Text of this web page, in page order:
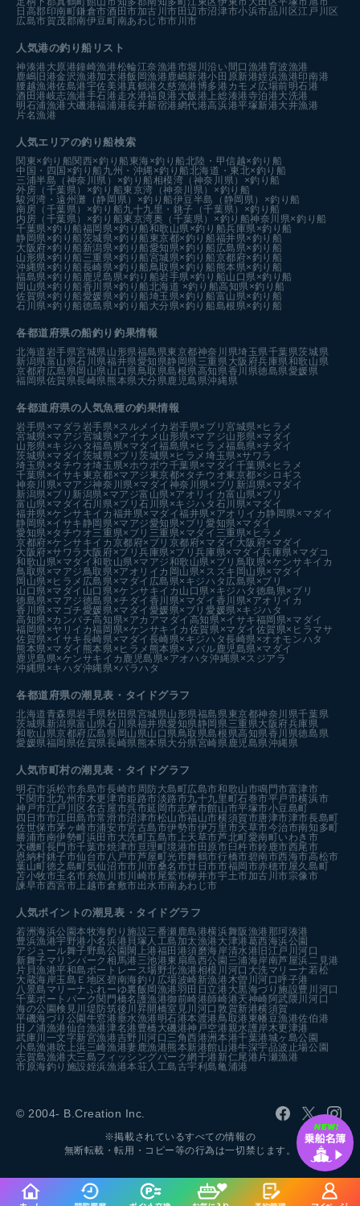
日高郡印南町鎌倉市酒田市加古川市 田辺市沼津市小浜市品川区江戸川区
広島市賀茂郡南伊豆町南あわじ市市川市
人気港の釣り船リスト
神湊港 大原港鐘崎漁港松輪江奈漁港市堀川沿い 間口漁港育波漁港
鹿嶋旧港金沢漁港加太港飯岡漁港鹿嶋新港小田原新港姪浜漁港印南港
腰越漁港佐島港宇佐美港真鶴港 久慈漁港博多港カモメ広場前明石港
酒田港岐志漁港手石港 走水港福良港 大飯港 上総湊港寺泊港大洗港
明石浦漁港 大磯港福浦港長井新宿港網代港高浜港平塚新港大井漁港
片名漁港
人気エリアの釣り船検索
関東×釣り船関西×釣り船 東海×釣り船北陸・甲信越×釣り船
中国・四国×釣り船 九州・沖縄×釣り船北海道・東北×釣り船
三浦半島（神奈川県）×釣り船相模湾（神奈川県）×釣り船
外房（千葉県）×釣り船東京湾（神奈川県）×釣り船
駿河湾・遠州灘（静岡県）×釣り船伊豆半島（静岡県）×釣り船
南房（千葉県）×釣り船九十九里・銚子（千葉県）×釣り船
内房（千葉県）×釣り船東京湾奥（千葉県）×釣り船神奈川県×釣り船
千葉県×釣り船福岡県×釣り船和歌山県×釣り船兵庫県×釣り船
静岡県×釣り船茨城県×釣り船 東京都×釣り船福井県×釣り船
大阪府×釣り船 新潟県×釣り船愛知県×釣り船 広島県×釣り船
山形県×釣り船 三重県×釣り船宮城県×釣り船京都府×釣り船
沖縄県×釣り船長崎県×釣り船鳥取県×釣り船 熊本県×釣り船
福島県×釣り船 鹿児島県×釣り船岩手県×釣り船山口県×釣り船
岡山県×釣り船香川県×釣り船北海道 ×釣り船高知県×釣り船
佐賀県×釣り船愛媛県×釣り船埼玉県×釣り船富山県×釣り船
石川県×釣り船徳島県×釣り船 大分県×釣り船島根県×釣り船
各都道府県の船釣り釣果情報
北海道岩手県宮城県山形県福島県東京都神奈川県埼玉県千葉県茨城県
新潟県富山県石川県福井県愛知県静岡県三重県大阪府兵庫県和歌山県
京都府広島県岡山県山口県鳥取県島根県高知県香川県徳島県愛媛県
福岡県佐賀県長崎県熊本県大分県鹿児島県沖縄県
各都道府県の人気魚種の釣果情報
岩手県×マダラ 岩手県×スルメイカ 岩手県×ブリ宮城県×ヒラメ
宮城県×マアジ宮城県×アイナメ 山形県×マアジ山形県×マダイ
山形県×キジハタ福島県×マダイ福島県×ヒラメ福島県×チダイ
茨城県×マダイ 茨城県×ブリ茨城県×ヒラメ埼玉県×サワラ
埼玉県×タチウオ埼玉県×ホウボウ 千葉県×マダイ 千葉県×ヒラメ
千葉県×イサキ 東京都×マアジ 東京都×タチウオ東京都×シロギス
神奈川県×マアジ神奈川県×マダイ 神奈川県×ブリ 新潟県×マダイ
新潟県×ブリ 新潟県×マアジ富山県×アオリイカ富山県×ブリ
富山県×マダイ 石川県×ブリ石川県×キジハタ 石川県×マダイ
福井県×ケンサキイカ 福井県×マダイ福井県×アオリイカ 静岡県×マダイ
静岡県×イサキ 静岡県×マアジ愛知県×ブリ愛知県×マダイ
愛知県×タチウオ三重県×ブリ 三重県×マダイ 三重県×ヒラメ
京都府×ケンサキイカ 京都府×ブリ 京都府×マダイ 大阪府×マダイ
大阪府×サワラ 大阪府×ブリ兵庫県×ブリ兵庫県×マダイ兵庫県×マダコ
和歌山県×マダイ和歌山県×マアジ和歌山県×ブリ 鳥取県×ケンサキイカ
鳥取県×マアジ鳥取県×アオリイカ 岡山県×スズキ 岡山県×マダイ
岡山県×ヒラメ 広島県×マダイ 広島県×キジハタ 広島県×ブリ
山口県×マダイ 山口県×ケンサキイカ 山口県×キジハタ 徳島県×ブリ
徳島県×マアジ徳島県×チダイ 香川県×マダイ 香川県×アオリイカ
香川県×マゴチ愛媛県×マダイ 愛媛県×ブリ愛媛県×キジハタ
高知県×カンパチ高知県×アカアマダイ 高知県×イサキ福岡県×マダイ
福岡県×ヤリイカ福岡県×ケンサキイカ 佐賀県×マダイ 佐賀県×ヒラマサ
佐賀県×イサキ長崎県×マダイ 長崎県×キジハタ長崎県×オオモンハタ
熊本県×マダイ 熊本県×ヒラメ 熊本県×メバル鹿児島県×マダイ
鹿児島県×ケンサキイカ 鹿児島県×アオハタ沖縄県×スジアラ
沖縄県×キハダ沖縄県×バラハタ
各都道府県の潮見表 ・タイドグラフ
北海道青森県岩手県秋田県宮城県山形県福島県東京都神奈川県千葉県
茨城県新潟県富山県石川県福井県愛知県静岡県三重県大阪府兵庫県
和歌山県京都府広島県 岡山県山口県鳥取県島根県高知県香川県徳島県
愛媛県福岡県佐賀県長崎県熊本県大分県宮崎県鹿児島県沖縄県
人気市町村の潮見表・タイドグラフ
明石市浜松市糸島市長崎市周防大島町広島市和歌山市鳴門市富津市
下関市北九州市木更津市姫路市淡路市九十九里町石巻市平戸市横浜市
神戸市江戸川区 名古屋市呉市延岡市志摩市館山市平塚市小豆島町
四日市市江田島市常滑市沼津市松山市福山市横須賀市唐津市津市長島町
佐世保市茅ヶ崎市浦安市宮古島市伊勢市伊万里市天草市今治市南知多町
勝浦市南伊勢町浜田市大洗町五島市 上天草市芦北町愛南町いわき市
大磯町長門市千葉市焼津市亘理町境港市 田原市 臼杵市鈴鹿市西尾市
恩納村銚子市仙台市八戸市芦屋町光市舞鶴市行橋市碧南市西海市高松市
葉山町徳之島町気仙沼市市川市桑名市廿日市市福岡市赤穂市屋久島町
苫小牧市玉名市糸魚川市川崎市尾鷲市柳井市宇土市加古川市宗像市
諫早市西宮市 上越市倉敷市出水市南あわじ市
人気ポイントの潮見表・タイドグラフ
若洲海浜公園本牧海釣り施設三番瀬 鹿島港横浜舞阪漁港 那珂湊港
豊浜漁港宇野港小名浜港 貝塚人工島 加太漁港 大津港葛西海浜公園
アジュール舞子野島公園 閖上港福田港須磨海岸清水港 旧江戸川河口
新舞子マリンパーク 相馬港 三池港東扇島西公園 三浦海岸南芦屋浜二見港
片貝漁港平和島ボートレース場野北漁港相模川河口 大洗マリーナ若松
大蔵海岸玉島Ｅ地区 碧南海釣り広場波崎新漁港木曽川河口 呼子港
八景島マリーナふれーゆ裏飯岡漁港羽田 日立港 大黒海づり施設豊川河口
千葉ポートパーク 関門橋名護漁港御前崎港師崎港天神崎 阿武隈川河口
海の公園検見川堤防筑後川昇開橋室見川河口敦賀新港横須賀
平磯海づり公園 牛窓港垂水漁港 明石港本渡港鳥取港 東幡豆漁港佐伯港
田ノ浦漁港仙台漁港津名港 豊橋 大磯港神戸空港親水護岸木更津港
武庫川一文字新宮漁港吉野川河口 三角西港洲本港千葉港城ヶ島公園
小島漁港吹上浜三崎漁港妻鹿漁港熊本新港館山港牛深宇品波止場公園
志賀島漁港 大三島フィッシングパーク網干港 新仁尾港 片瀬漁港
市原海釣り施設姪浜漁港本荘人工島古宇利島亀浦港
© 2004- B.Creation Inc.
※掲載されているすべての情報の
無断転載・転用・コピー等の行為は一切禁じます。